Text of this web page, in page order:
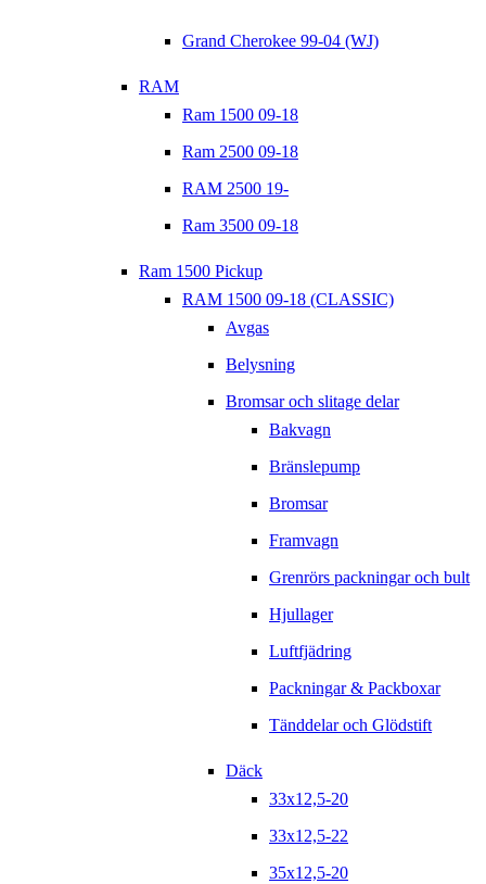
Grand Cherokee 99-04 (WJ)
RAM
Ram 1500 09-18
Ram 2500 09-18
RAM 2500 19-
Ram 3500 09-18
Ram 1500 Pickup
RAM 1500 09-18 (CLASSIC)
Avgas
Belysning
Bromsar och slitage delar
Bakvagn
Bränslepump
Bromsar
Framvagn
Grenrörs packningar och bult
Hjullager
Luftfjädring
Packningar & Packboxar
Tänddelar och Glödstift
Däck
33x12,5-20
33x12,5-22
35x12,5-20